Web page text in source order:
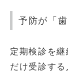
予防が「
定期検診を
だけ受診す